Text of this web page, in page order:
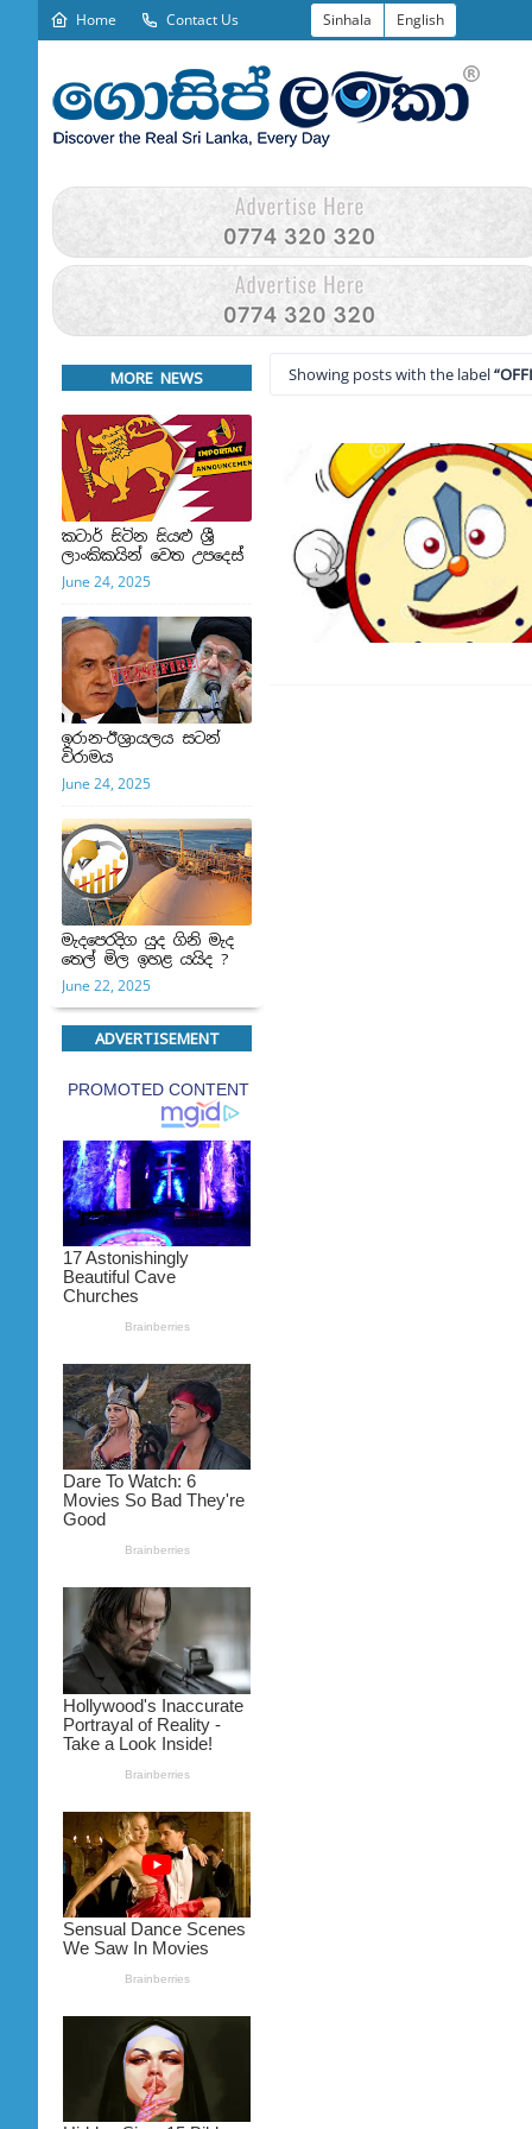
Home Contact Us Sinhala English
MORE NEWS
කටාර් සිටින සියළු ශ්‍රී
ලාංකිකයින් වෙත උපදෙස්
June 24, 2025
ඉරාන-ඊශ්‍රායලය සටන්
විරාමය
June 24, 2025
මැදපෙරදිග යුද ගිනි මැද
තෙල් මිල ඉහළ යයිද ?
June 22, 2025
ADVERTISEMENT
Showing posts with the label